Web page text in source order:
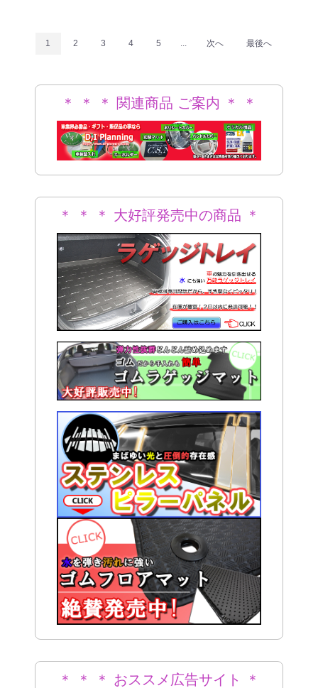
1 2 3 4 5 ... 次へ 最後へ
＊ ＊ ＊ 関連商品 ご案内 ＊ ＊
＊
＊ ＊ ＊ 大好評発売中の商品 ＊
＊ ＊
＊ ＊ ＊ おススメ広告サイト ＊